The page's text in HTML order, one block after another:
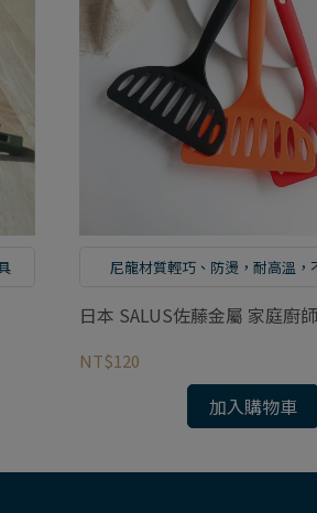
尼龍材質輕巧、防燙，耐高溫，
日本 SALUS佐藤金屬 家庭廚
NT$120
加入購物車